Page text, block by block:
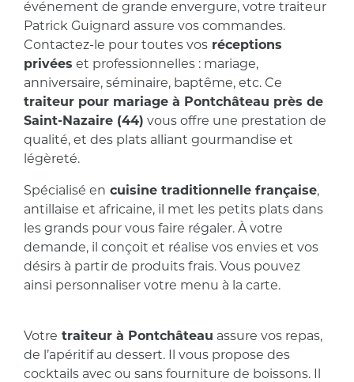
événement de grande envergure, votre traiteur
Patrick Guignard assure vos commandes.
Contactez-le pour toutes vosréceptions
privées et professionnelles : mariage,
anniversaire, séminaire, baptême, etc. Ce
traiteur pour mariage à Pontchâteau près de
Saint-Nazaire (44) vous offre une prestation de
qualité, et des plats alliant gourmandise et
légèreté.
Spécialisé en cuisine traditionnelle française,
antillaise et africaine, il met les petits plats dans
les grands pour vous faire régaler. À votre
demande, il conçoit et réalise vos envies et vos
désirs à partir de produits frais. Vous pouvez
ainsi personnaliser votre menu à la carte.
Votre traiteur à Pontchâteau assure vos repas,
de l’apéritif au dessert. Il vous propose des
cocktails avec ou sans fourniture de boissons. Il